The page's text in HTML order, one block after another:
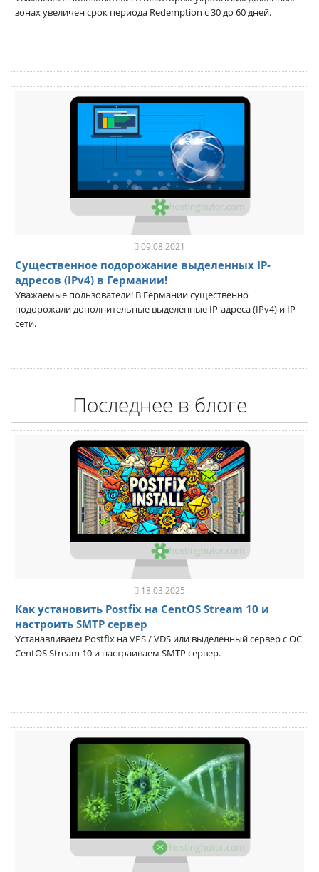
зонах увеличен срок периода Redemption с 30 до 60 дней.
09.08.2021
Существенное подорожание выделенных IP-
адресов (IPv4) в Германии!
Уважаемые пользователи! В Германии существенно
подорожали дополнительные выделенные IP-адреса (IPv4) и IP-
сети.
Последнее в блоге
18.03.2025
Как установить Postfix на CentOS Stream 10 и
настроить SMTP сервер
Устанавливаем Postfix на VPS / VDS или выделенный сервер с ОС
CentOS Stream 10 и настраиваем SMTP сервер.